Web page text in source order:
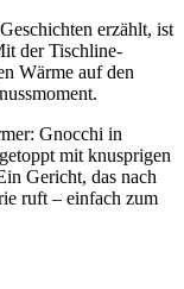
erzählt, ist
der Tischline-
Wärme auf den
Gnocchi in
mit knusprigen
Gericht, das nach
ruft – einfach zum